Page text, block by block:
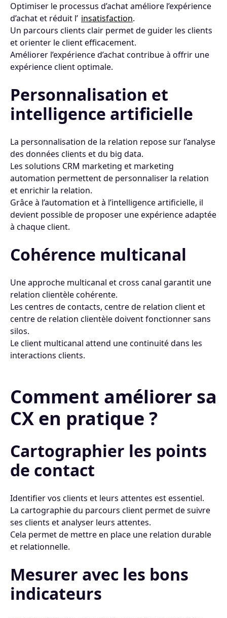
Optimiser le processus d’achat améliore l’expérience
d’achat et réduit l’ insatisfaction.
Un parcours clients clair permet de guider les clients
et orienter le client efficacement.
Améliorer l’expérience d’achat contribue à offrir une
expérience client optimale.
Personnalisation et
intelligence artificielle
La personnalisation de la relation repose sur l’analyse
des données clients et du big data.
Les solutions CRM marketing et marketing
automation permettent de personnaliser la relation
et enrichir la relation.
Grâce à l’automation et à l’intelligence artificielle, il
devient possible de proposer une expérience adaptée
à chaque client.
Cohérence multicanal
Une approche multicanal et cross canal garantit une
relation clientèle cohérente.
Les centres de contacts, centre de relation client et
centre de relation clientèle doivent fonctionner sans
silos.
Le client multicanal attend une continuité dans les
interactions clients.
Comment améliorer sa
CX en pratique ?
Cartographier les points
de contact
Identifier vos clients et leurs attentes est essentiel.
La cartographie du parcours client permet de suivre
ses clients et analyser leurs attentes.
Cela permet de mettre en place une relation durable
et relationnelle.
Mesurer avec les bons
indicateurs